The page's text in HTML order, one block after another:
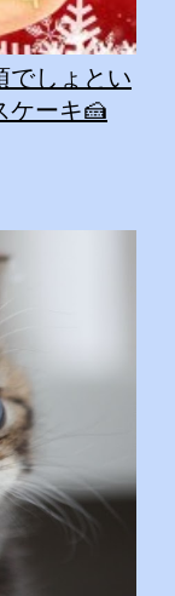
でしょとい
ケーキ🍰